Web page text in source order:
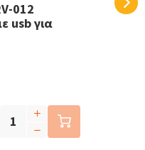
012
usb για